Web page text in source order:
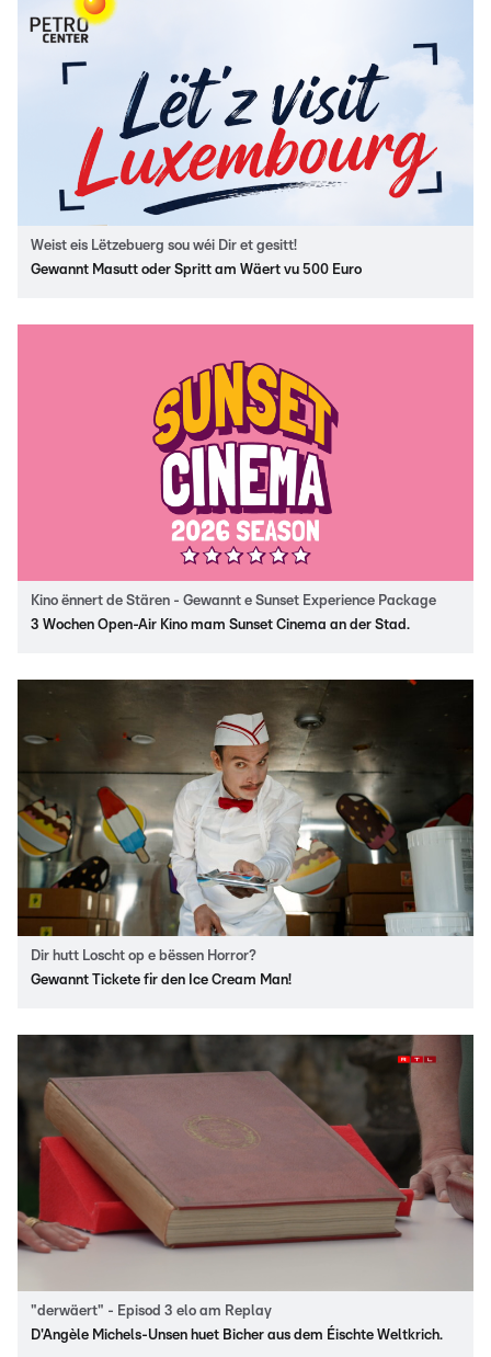
Weist eis Lëtzebuerg sou wéi Dir et gesitt!
Gewannt Masutt oder Spritt am Wäert vu 500 Euro
Kino ënnert de Stären - Gewannt e Sunset Experience Package
3 Wochen Open-Air Kino mam Sunset Cinema an der Stad.
Dir hutt Loscht op e bëssen Horror?
Gewannt Tickete fir den Ice Cream Man!
"derwäert" - Episod 3 elo am Replay
D'Angèle Michels-Unsen huet Bicher aus dem Éischte Weltkrich.